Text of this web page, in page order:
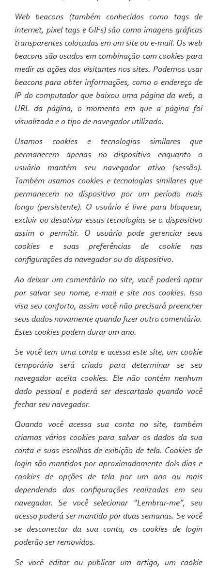
Web beacons (também conhecidos como tags de
internet, pixel tags e GIFs) são como imagens gráficas
transparentes colocadas em um site ou e-mail. Os web
beacons são usados em combinação com cookies para
medir as ações dos visitantes nos sites. Podemos usar
beacons para obter informações, como o endereço de
IP do computador que baixou uma página da web, a
URL da página, o momento em que a página foi
visualizada e o tipo de navegador utilizado.
Usamos cookies e tecnologias similares que
permanecem apenas no dispositivo enquanto o
usuário mantém seu navegador ativo (sessão).
Também usamos cookies e tecnologias similares que
permanecem no dispositivo por um período mais
longo (persistente). O usuário é livre para bloquear,
excluir ou desativar essas tecnologias se o dispositivo
assim o permitir. O usuário pode gerenciar seus
cookies e suas preferências de cookie nas
configurações do navegador ou do dispositivo.
Ao deixar um comentário no site, você poderá optar
por salvar seu nome, e-mail e site nos cookies. Isso
visa seu conforto, assim você não precisará preencher
seus dados novamente quando fizer outro comentário.
Estes cookies podem durar um ano.
Se você tem uma conta e acessa este site, um cookie
temporário será criado para determinar se seu
navegador aceita cookies. Ele não contém nenhum
dado pessoal e poderá ser descartado quando você
fechar seu navegador.
Quando você acessa sua conta no site, também
criamos vários cookies para salvar os dados da sua
conta e suas escolhas de exibição de tela. Cookies de
login são mantidos por aproximadamente dois dias e
cookies de opções de tela por um ano ou mais
dependendo das configurações realizadas em seu
navegador. Se você selecionar “Lembrar-me”, seu
acesso poderá ser mantido por duas semanas. Se você
se desconectar da sua conta, os cookies de login
poderão ser removidos.
Se você editar ou publicar um artigo, um cookie